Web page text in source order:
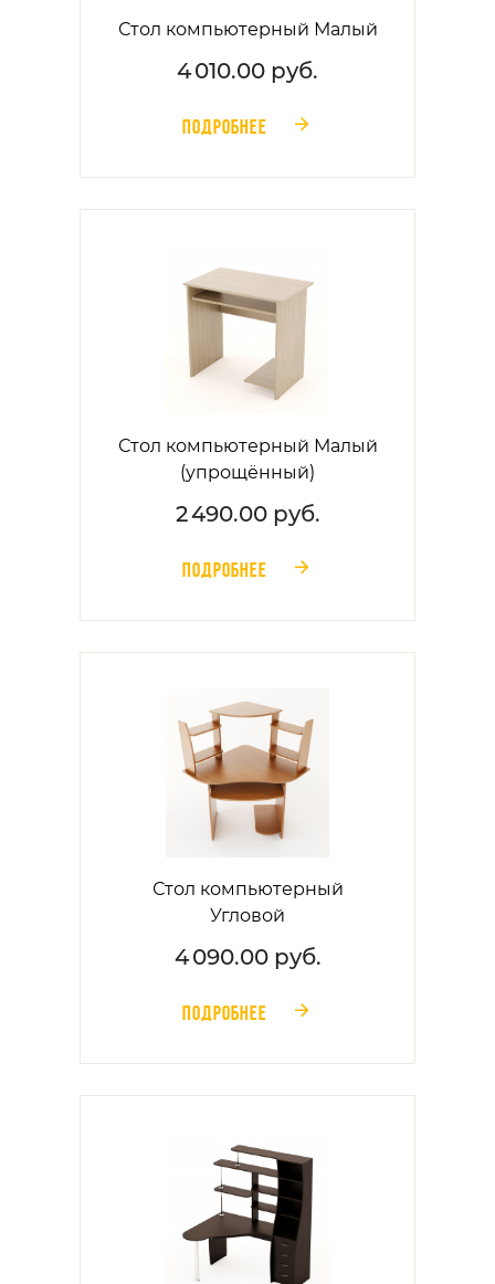
Стол компьютерный Малый
4 010.00 руб.
ПОДРОБНЕЕ 󰁔
Стол компьютерный Малый
(упрощённый)
2 490.00 руб.
ПОДРОБНЕЕ 󰁔
Стол компьютерный
Угловой
4 090.00 руб.
ПОДРОБНЕЕ 󰁔